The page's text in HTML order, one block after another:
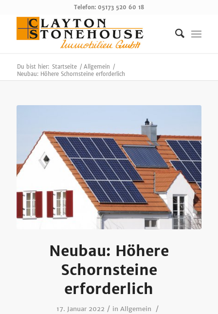
Telefon: 05173 520 60 18
Du bist hier: Startseite / Allgemein /
Neubau: Höhere Schornsteine erforderlich
Neubau: Höhere
Schornsteine
erforderlich
17. Januar 2022 / inAllgemein /